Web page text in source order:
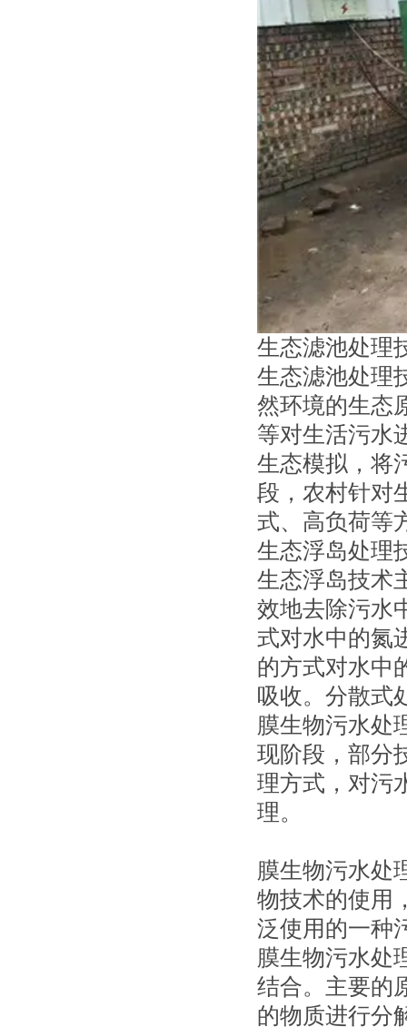
生态滤池处理
生态滤池处理
然环境的生态
等对生活污水
生态模拟，将
段，农村针对
式、高负荷等
生态浮岛处理
生态浮岛技术
效地去除污水
式对水中的氮
的方式对水中
吸收。分散式
膜生物污水处
现阶段，部分
理方式，对污
理。
膜生物污水处
物技术的使用
泛使用的一种
膜生物污水处
结合。主要的
的物质进行分